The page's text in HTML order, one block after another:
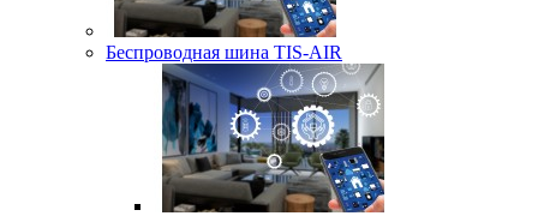
Беспроводная шина TIS-AIR